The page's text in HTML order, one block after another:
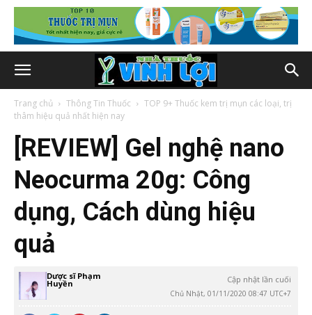
Trang chủ Thông Tin Thuốc
TOP 9+ Thuốc kem trị mụn các loại, trị
thâm hiệu quả nhất hiện nay
[REVIEW] Gel nghệ nano
Neocurma 20g: Công
dụng, Cách dùng hiệu
quả
Dược sĩ Phạm
Huyền Cập nhật lần cuối
Chủ Nhật, 01/11/2020 08:47 UTC+7